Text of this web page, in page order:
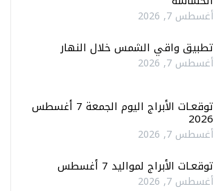
أغسطس 7, 2026
تطبيق واقي الشمس خلال النهار
أغسطس 7, 2026
توقعـات الأبراج اليوم الجمعة 7 أغسطس
2026
أغسطس 7, 2026
توقعـات الأبراج لمواليد 7 أغسطس
أغسطس 7, 2026